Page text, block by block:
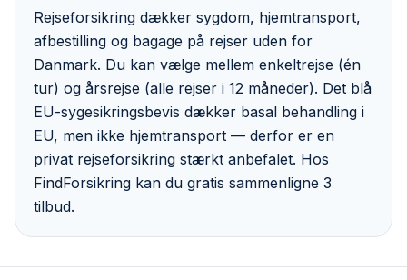
Rejseforsikring dækker sygdom, hjemtransport,
afbestilling og bagage på rejser uden for
Danmark. Du kan vælge mellem enkeltrejse (én
tur) og årsrejse (alle rejser i 12 måneder). Det blå
EU-sygesikringsbevis dækker basal behandling i
EU, men ikke hjemtransport — derfor er en
privat rejseforsikring stærkt anbefalet. Hos
FindForsikring kan du gratis sammenligne 3
tilbud.